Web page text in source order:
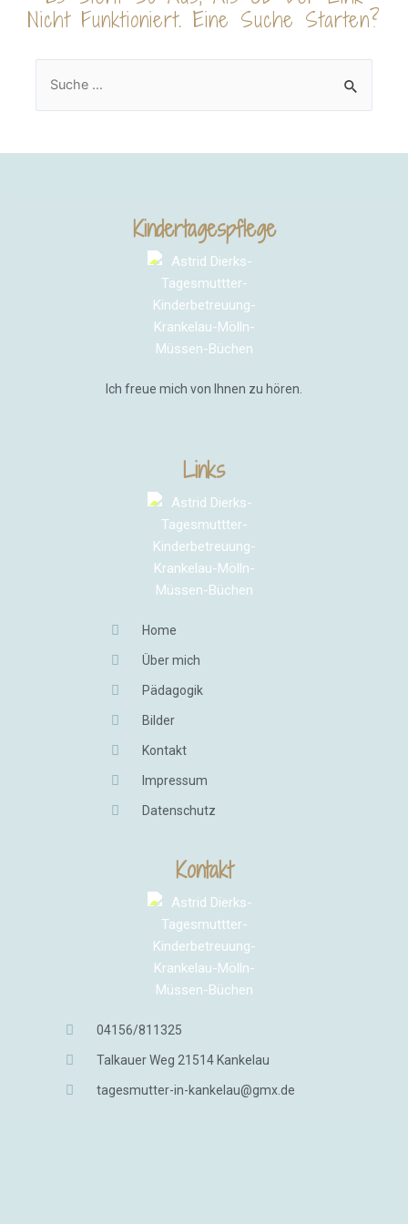
Nicht Funktioniert. Eine Suche Starten?
Kindertagespflege
Ich freue mich von Ihnen zu hören.
Links
Home
Über mich
Pädagogik
Bilder
Kontakt
Impressum
Datenschutz
Kontakt
04156/811325
Talkauer Weg 21514 Kankelau
tagesmutter-in-kankelau@gmx.de